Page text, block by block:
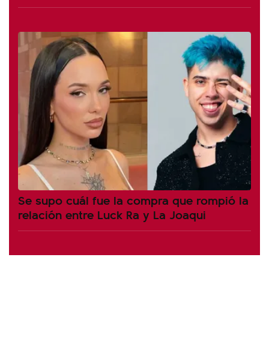
Se supo cuál fue la compra que rompió la
relación entre Luck Ra y La Joaqui